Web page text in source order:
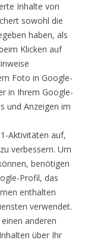
Inhalte von
sowohl die
haben, als
Klicken auf
Foto in Google-
in Ihrem Google-
und Anzeigen im
Aktivitäten auf,
verbessern. Um
benötigen
Profil, das
enthalten
verwendet.
anderen
über Ihr